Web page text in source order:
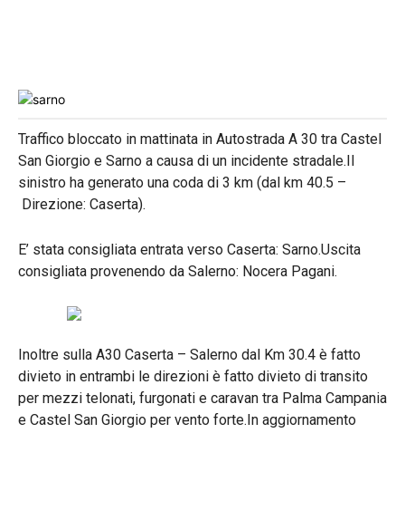
Traffico bloccato in mattinata in Autostrada A 30 tra Castel
San Giorgio e Sarno a causa di un incidente stradale.Il
sinistro ha generato una coda di 3 km (dal km 40.5 –
Direzione: Caserta).
E’ stata consigliata entrata verso Caserta: Sarno.Uscita
consigliata provenendo da Salerno: Nocera Pagani.
Inoltre sulla A30 Caserta – Salerno dal Km 30.4 è fatto
divieto in entrambi le direzioni è fatto divieto di transito
per mezzi telonati, furgonati e caravan tra Palma Campania
e Castel San Giorgio per vento forte.In aggiornamento